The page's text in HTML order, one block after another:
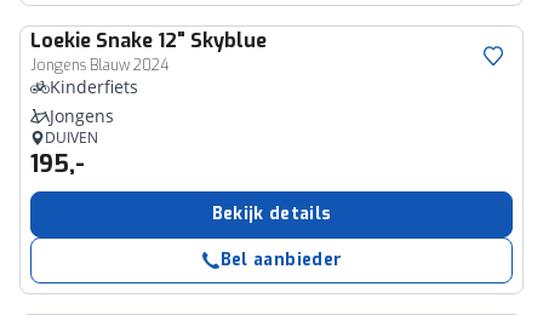
Loekie Snake 12" Skyblue
Jongens Blauw 2024
Kinderfiets
Jongens
DUIVEN
195,-
Bekijk details
Bel aanbieder